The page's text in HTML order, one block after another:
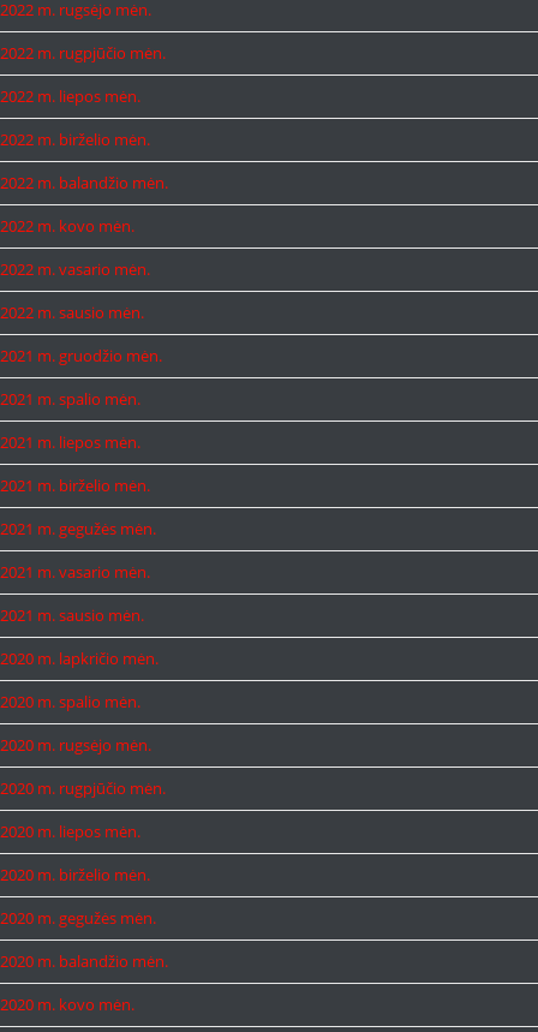
2022 m. rugsėjo mėn.
2022 m. rugpjūčio mėn.
2022 m. liepos mėn.
2022 m. birželio mėn.
2022 m. balandžio mėn.
2022 m. kovo mėn.
2022 m. vasario mėn.
2022 m. sausio mėn.
2021 m. gruodžio mėn.
2021 m. spalio mėn.
2021 m. liepos mėn.
2021 m. birželio mėn.
2021 m. gegužės mėn.
2021 m. vasario mėn.
2021 m. sausio mėn.
2020 m. lapkričio mėn.
2020 m. spalio mėn.
2020 m. rugsėjo mėn.
2020 m. rugpjūčio mėn.
2020 m. liepos mėn.
2020 m. birželio mėn.
2020 m. gegužės mėn.
2020 m. balandžio mėn.
2020 m. kovo mėn.